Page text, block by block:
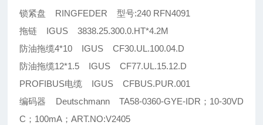
锁紧盘 RINGFEDER 型号:240 RFN4091
拖链 IGUS 3838.25.300.0.HT*4.2M
防油拖缆4*10 IGUS CF30.UL.100.04.D
防油拖缆12*1.5 IGUS CF77.UL.15.12.D
PROFIBUS电缆 IGUS CFBUS.PUR.001
编码器 Deutschmann TA58-0360-GYE-IDR；10-30VD
C；100mA；ART.NO:V2405